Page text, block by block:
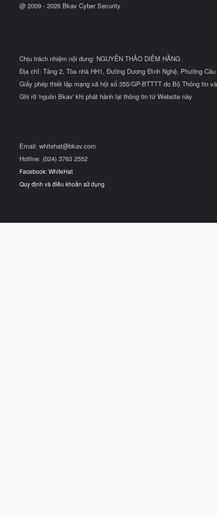
@ 2009 - 2026 Bkav Cyber Security
Chịu trách nhiệm nội dung: NGUYỄN THẢO DIỄM HẰNG
Địa chỉ: Tầng 2, Tòa nhà HH1, Đường Dương Đình Nghệ, Phường
Giấy phép thiết lập mạng xã hội số 355/GP-BTTTT do Bộ Thông tin
Ghi rõ 'nguồn Bkav' khi phát hành lại thông tin từ Website này
Email: whitehat@bkav.com
Hotline: (024) 3763 2552
Facebook: WhiteHat
Quy định và điều khoản sử dụng